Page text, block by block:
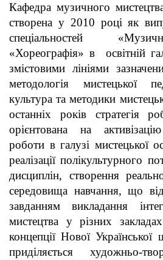
Кафедра музичного
створена у 2010 році як
спеціальностей
«Хореографія» в освітній
змістовими лініями
методологія мистецької
культура та методики
останніх років стратегія
орієнтована на
роботи в галузі мистецької
реалізації полікультурного
дисциплін, створення
середовища навчання, що
завданням викладання
мистецтва у різних
концепції Нової
приділяється художньо-